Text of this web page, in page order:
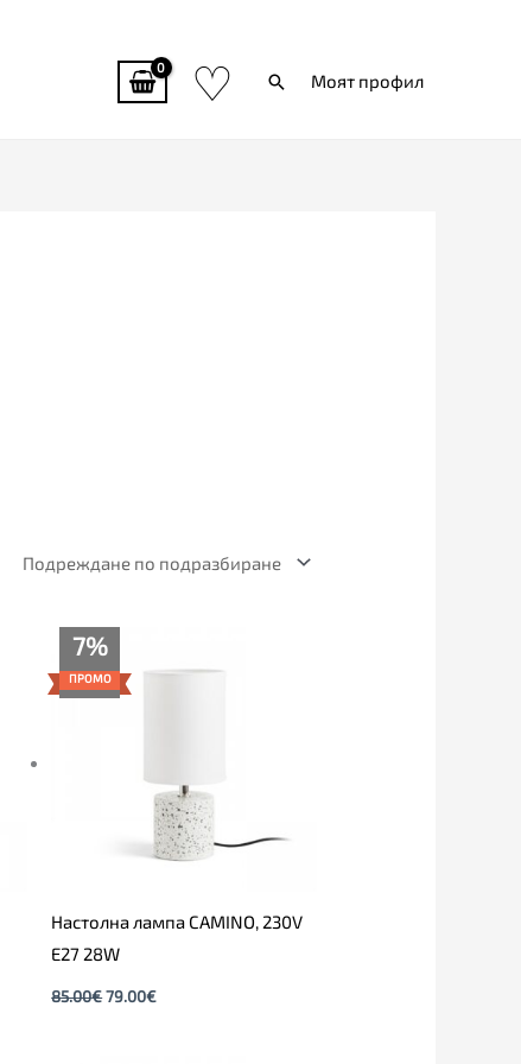
♡ ТърсиМоят профил
7%
ПРОМО
Настолна лампа CAMINO, 230V
E27 28W
85.00€
price
was:
85.00€.
79.00€
е: